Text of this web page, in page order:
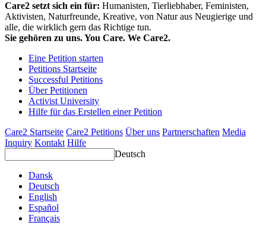
Care2 setzt sich ein für: Humanisten, Tierliebhaber, Feministen,
Aktivisten, Naturfreunde, Kreative, von Natur aus Neugierige und
alle, die wirklich gern das Richtige tun.
Sie gehören zu uns. You Care. We Care2.
Eine Petition starten
Petitions Startseite
Successful Petitions
Über Petitionen
Activist University
Hilfe für das Erstellen einer Petition
Care2 Startseite Care2 Petitions Über uns Partnerschaften Media
Inquiry Kontakt Hilfe
Deutsch
Dansk
Deutsch
English
Español
Français